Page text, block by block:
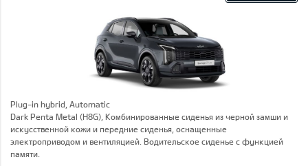
Plug-in hybrid, Automatic
Dark Penta Metal (H8G), Комбинированные сиденья из черной замши и
искусственной кожи и передние сиденья, оснащенные
электроприводом и вентиляцией. Водительское сиденье с функцией
памяти.